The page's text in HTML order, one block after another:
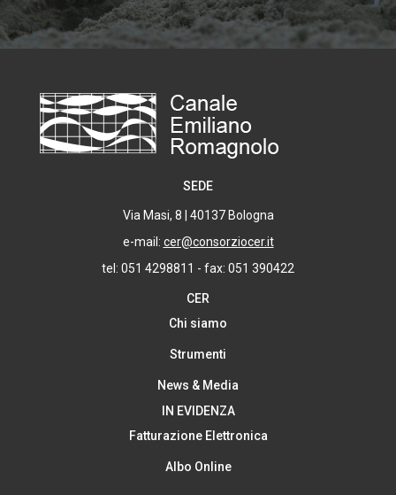
SEDE
Via Masi, 8 | 40137 Bologna
e-mail: cer@consorziocer.it
tel: 051 4298811 - fax: 051 390422
CER
Chi siamo
Strumenti
News & Media
IN EVIDENZA
Fatturazione Elettronica
Albo Online